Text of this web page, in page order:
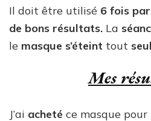
Il doit être utilisé 6 fois
de bons résultats. La
le masque s’éteint tout seul
Mes
J’ai acheté ce masque pour